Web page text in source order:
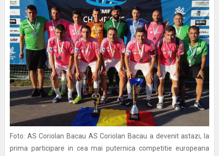
Foto: AS Coriolan Bacau AS Coriolan Bacau a devenit astazi, la
prima participare in cea mai puternica competitie europeana